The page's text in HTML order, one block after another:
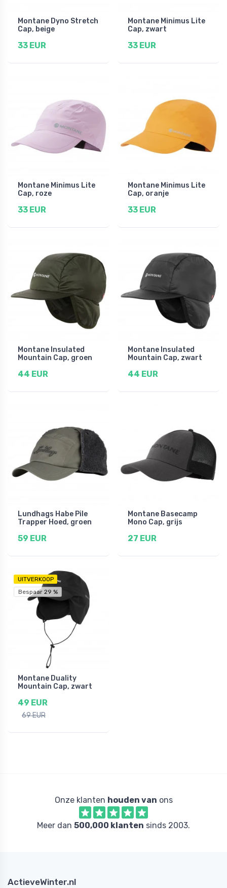
Montane Dyno Stretch
Cap, beige
33 EUR
Montane Minimus Lite
Cap, zwart
33 EUR
Montane Minimus Lite
Cap, roze
33 EUR
Montane Minimus Lite
Cap, oranje
33 EUR
Montane Insulated
Mountain Cap, groen
44 EUR
Montane Insulated
Mountain Cap, zwart
44 EUR
Lundhags Habe Pile
Trapper Hoed, groen
59 EUR
Montane Basecamp
Mono Cap, grijs
27 EUR
UITVERKOOP
Bespaar 29 %
Montane Duality
Mountain Cap, zwart
49 EUR
69 EUR
Onze klanten houden van ons
Meer dan 500,000 klanten sinds 2003.
ActieveWinter.nl